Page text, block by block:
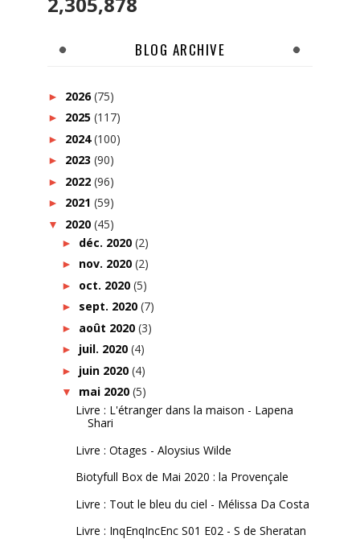
BLOG ARCHIVE
► 2026(75)
► 2025 (117)
► 2024(100)
► 2023 (90)
► 2022 (96)
► 2021 (59)
▼ 2020 (45)
► déc. 2020 (2)
► nov. 2020 (2)
► oct. 2020 (5)
► sept. 2020 (7)
► août 2020 (3)
► juil. 2020 (4)
► juin 2020 (4)
▼ mai 2020 (5)
Livre : L'étranger dans la maison - Lapena
Shari
Livre : Otages - Aloysius Wilde
Biotyfull Box de Mai 2020 : la Provençale
Livre : Tout le bleu du ciel - Mélissa Da Costa
Livre : InqEnqIncEnc S01 E02 - S de Sheratan